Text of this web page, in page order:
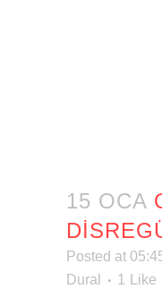
15 OCA
Posted at
Dural
1 Like